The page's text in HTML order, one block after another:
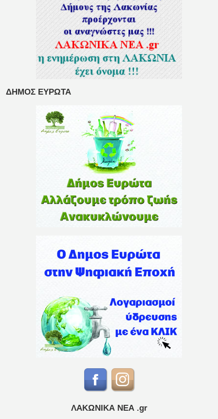
ΔΗΜΟΣ ΕΥΡΩΤΑ
ΛΑΚΩΝΙΚΑ ΝΕΑ .gr